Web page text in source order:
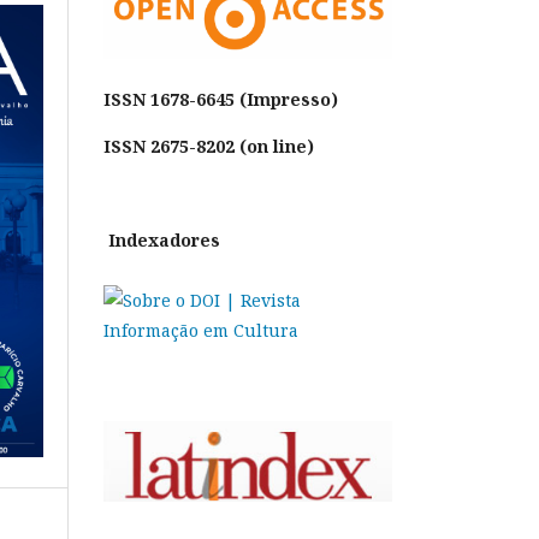
ISSN 1678-6645 (Impresso)
ISSN 2675-8202 (on line)
Indexadores